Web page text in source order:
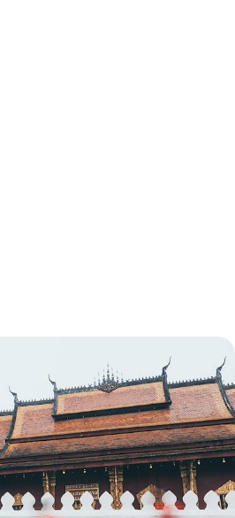
Laos, Cambodge - Une
d'équilibres et de contrastes
réjouissant de trois villes
– Hanoï, Luang Prabang, Siem Reap ;
et la puissance émotionnelle d'Angkor
de 4200 à 5400 €